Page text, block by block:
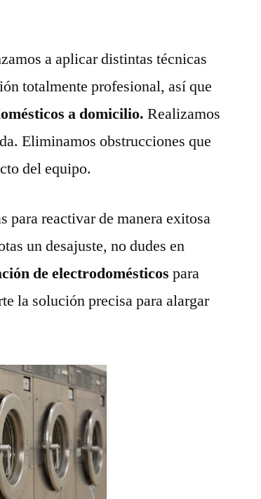
a aplicar distintas técnicas
totalmente profesional, así que
a domicilio.Realizamos
Eliminamos obstrucciones que
del equipo.
para reactivar de manera exitosa
un desajuste, no dudes en
de electrodomésticospara
la solución precisa para alargar